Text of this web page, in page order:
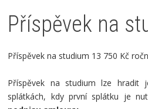
Příspěvek na
Příspěvek na studium 13 750 Kč
Příspěvek na studium lze hradit
splátkách, kdy první splátku je